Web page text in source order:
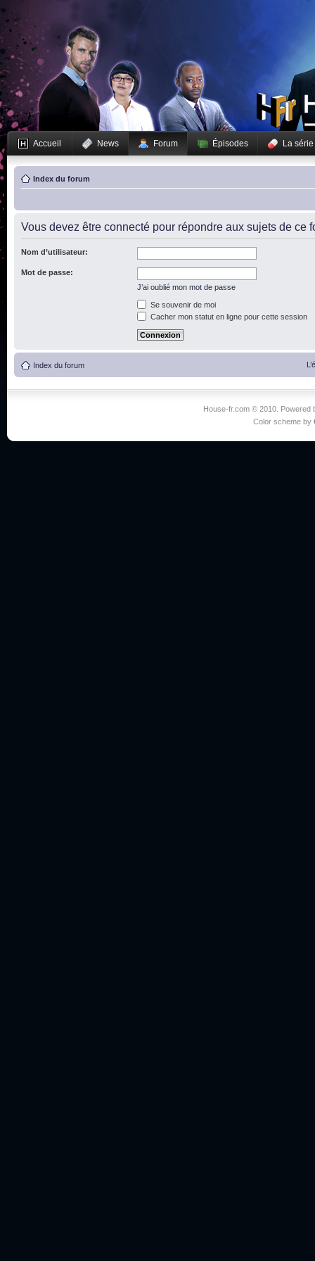
Accueil News Forum Épisodes La série
Index du forum
Vous devez être connecté pour répondre aux sujets de ce
Nom d’utilisateur:
Mot de passe:
J’ai oublié mon mot de passe
Se souvenir de moi
Cacher mon statut en ligne pour cette session
Index du forum
House-fr.com © 2010. Powered
Color scheme by